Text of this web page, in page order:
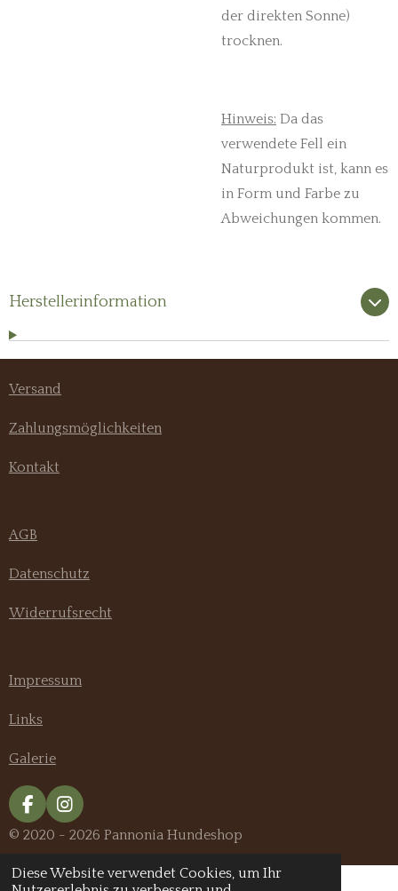
Diese Website verwendet Cookies, um Ihr
der direkten Sonne)
trocknen.
Hinweis: Da das
verwendete Fell ein
Naturprodukt ist, kann es
in Form und Farbe zu
Abweichungen kommen.
Herstellerinformation
Versand
Zahlungsmöglichkeiten
Kontakt
AGB
Datenschutz
Widerrufsrecht
Impressum
Links
Galerie
F
a
c
b
I
n
s
a
© 2020 - 2026 Pannonia Hundeshop